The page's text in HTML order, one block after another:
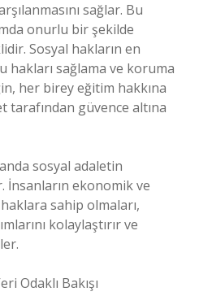
sağlar. Bu
onurlu bir şekilde
Sosyal hakların en
hakları sağlama ve koruma
her birey eğitim hakkına
tarafından güvence altına
sosyal adaletin
ekonomik ve
sahip olmaları,
kolaylaştırır ve
Odaklı Bakışı